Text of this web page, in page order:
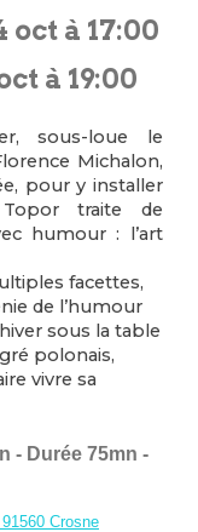
à 17:00
à 19:00
sous-loue le
Michalon,
pour y installer
traite de
humour : l’art
facettes,
de l’humour
sous la table
polonais,
vivre sa
- Durée 75mn -
Crosne